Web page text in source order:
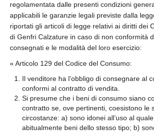
regolamentata dalle presenti condizioni
applicabili le garanzie legali previste dalla
riportati gli articoli di legge relativi ai diritti dei
di Genfri Calzature in caso di non conformità
consegnati e le modalità del loro esercizio:
« Articolo 129 del Codice del Consumo:
Il venditore ha l’obbligo di consegnare al
conformi al contratto di vendita.
Si presume che i beni di consumo siano
contratto se, ove pertinenti, coesistono le
circostanze: a) sono idonei all’uso al
abitualmente beni dello stesso tipo; b)